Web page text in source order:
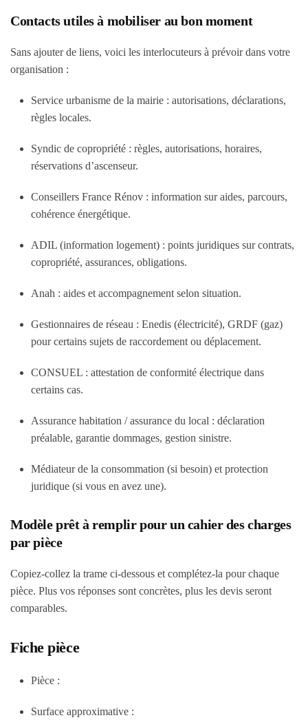
Contacts utiles à mobiliser au bon moment
Sans ajouter de liens, voici les interlocuteurs à prévoir dans votre
organisation :
Service urbanisme de la mairie : autorisations, déclarations,
règles locales.
Syndic de copropriété : règles, autorisations, horaires,
réservations d’ascenseur.
Conseillers France Rénov : information sur aides, parcours,
cohérence énergétique.
ADIL (information logement) : points juridiques sur contrats,
copropriété, assurances, obligations.
Anah : aides et accompagnement selon situation.
Gestionnaires de réseau : Enedis (électricité), GRDF (gaz)
pour certains sujets de raccordement ou déplacement.
CONSUEL : attestation de conformité électrique dans
certains cas.
Assurance habitation / assurance du local : déclaration
préalable, garantie dommages, gestion sinistre.
Médiateur de la consommation (si besoin) et protection
juridique (si vous en avez une).
Modèle prêt à remplir pour un cahier des charges
par pièce
Copiez-collez la trame ci-dessous et complétez-la pour chaque
pièce. Plus vos réponses sont concrètes, plus les devis seront
comparables.
Fiche pièce
Pièce :
Surface approximative :